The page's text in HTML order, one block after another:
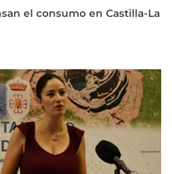
el consumo en Castilla-La